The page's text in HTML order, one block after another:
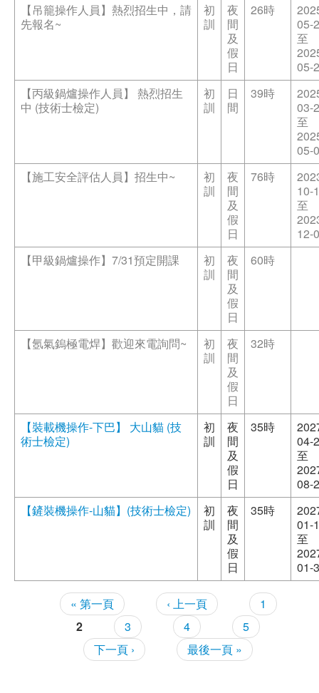
【吊籠操作人員】熱烈招生中，請
先報名~
初
訓
夜
間
及
假
日
26時
05-
至
05-
【丙級鍋爐操作人員】 熱烈招生
中 (技術士檢定)
初
訓
日
間
39時
03-
至
05-
【施工安全評估人員】招生中~
初
訓
夜
間
及
假
日
76時
10-
至
12-
【甲級鍋爐操作】7/31預定開課
初
訓
夜
間
及
假
日
60時
【氬氣鎢極電焊】歡迎來電詢問~
初
訓
夜
間
及
假
日
32時
【裝載機操作-下巴】 大山貓 (技
術士檢定)
初
訓
夜
間
及
假
日
35時
04-
至
08-
【鏟裝機操作-山貓】(技術士檢定)
初
訓
夜
間
及
假
日
35時
01-
至
01-
« 第一頁 ‹ 上一頁
1
2
3 4
5
下一頁 ›
最後一頁 »